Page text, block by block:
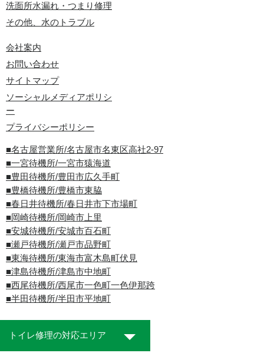
洗面所水漏れ・つまり修理
その他、水のトラブル
会社案内
お問い合わせ
サイトマップ
ソーシャルメディアポリシ
ー
プライバシーポリシー
■名古屋営業所/名古屋市名東区高社2-97
■一宮待機所/一宮市猿海道
■豊田待機所/豊田市広久手町
■豊橋待機所/豊橋市東脇
■春日井待機所/春日井市下市場町
■岡崎待機所/岡崎市上里
■安城待機所/安城市百石町
■瀬戸待機所/瀬戸市品野町
■東海待機所/東海市富木島町伏見
■津島待機所/津島市中地町
■西尾待機所/西尾市一色町一色伊那跨
■半田待機所/半田市平地町
トイレ修理の対応エリア